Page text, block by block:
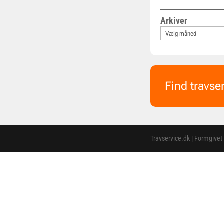
Arkiver
Find
Travservice.dk |